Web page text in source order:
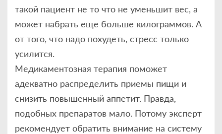
такой пациент не то что не уменьшит вес, а
может набрать еще больше килограммов. А
от того, что надо похудеть, стресс только
усилится.
Медикаментозная терапия поможет
адекватно распределить приемы пищи и
снизить повышенный аппетит. Правда,
подобных препаратов мало. Потому эксперт
рекомендует обратить внимание на систему